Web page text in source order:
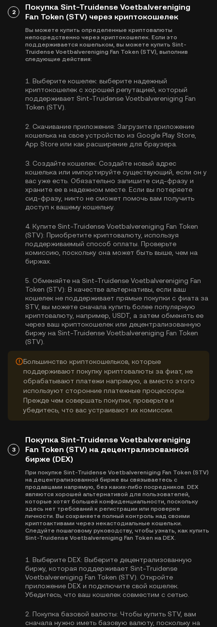
2
Покупка Sint-Truidense Voetbalvereniging
Fan Token (STV) через криптокошелек
Вы можете купить определенные криптовалюты
непосредственно через криптокошелек. Если это
поддерживается кошельком, вы можете купить Sint-
Truidense Voetbalvereniging Fan Token (STV), выполнив
следующие действия:
1. Выберите кошелек: выберите надежный
криптокошелек с хорошей репутацией, который
поддерживает Sint-Truidense Voetbalvereniging Fan
Token (STV).
2. Скачивание приложения: Загрузите приложение
кошелька на свое устройство из Google Play Store,
App Store или как расширение для браузера.
3. Создайте кошелек: Создайте новый адрес
кошелька или импортируйте существующий, если он у
вас уже есть. Обязательно запишите сид-фразу и
храните ее в надежном месте. Если вы потеряете
сид-фразу, никто не сможет помочь вам получить
доступ к вашему кошельку.
4. Купите Sint-Truidense Voetbalvereniging Fan Token
(STV): Приобретите криптовалюту, используя
поддерживаемый способ оплаты. Проверьте
комиссию, поскольку она может быть выше, чем на
биржах.
5. Обменяйте на Sint-Truidense Voetbalvereniging Fan
Token (STV): В качестве альтернативы, если ваш
кошелек не поддерживает прямые покупки с фиата за
STV, вы можете сначала купить более популярную
криптовалюту, например, USDT, а затем обменять ее
через ваш криптокошелек или децентрализованную
биржу на Sint-Truidense Voetbalvereniging Fan Token
(STV).
Большинство криптокошельков, которые
поддерживают покупку криптовалюты за фиат, не
обрабатывают платежи напрямую, а вместо этого
используют сторонние платежные процессоры.
Прежде чем совершать покупки, проверьте и
убедитесь, что вас устраивают их комиссии.
3
Покупка Sint-Truidense Voetbalvereniging
Fan Token (STV) на децентрализованной
бирже (DEX)
При покупке Sint-Truidense Voetbalvereniging Fan Token (STV)
на децентрализованной бирже вы связываетесь с
продавцами напрямую, без каких-либо посредников. DEX
являются хорошей альтернативой для пользователей,
которые хотят большей конфиденциальности, поскольку
здесь нет требований к регистрации или проверке
личности. Вы сохраняете полный контроль над своими
криптоактивами через некастодиальные кошельки.
Следуйте пошаговому руководству, чтобы узнать, как купить
Sint-Truidense Voetbalvereniging Fan Token на DEX.
1. Выберите DEX: Выберите децентрализованную
биржу, которая поддерживает Sint-Truidense
Voetbalvereniging Fan Token (STV). Откройте
приложение DEX и подключите свой кошелек.
Убедитесь, что ваш кошелек совместим с сетью.
2. Покупка базовой валюты: Чтобы купить STV, вам
сначала нужно иметь базовую валюту, поскольку на